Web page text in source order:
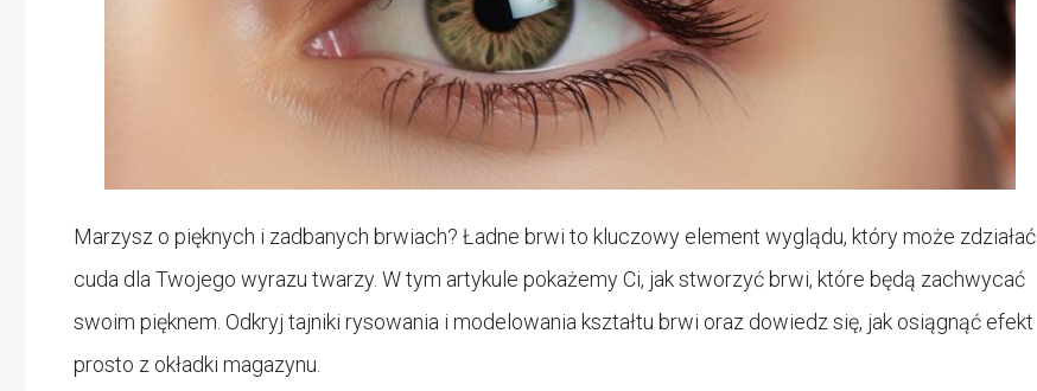
Marzysz o pięknych i zadbanych brwiach? Ładne brwi to kluczowy element wyglądu, który może zdziałać
cuda dla Twojego wyrazu twarzy. W tym artykule pokażemy Ci, jak stworzyć brwi, które będą zachwycać
swoim pięknem. Odkryj tajniki rysowania i modelowania kształtu brwi oraz dowiedz się, jak osiągnąć efekt
prosto z okładki magazynu.